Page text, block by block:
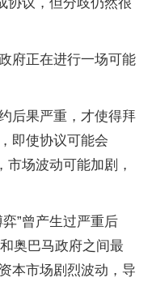
府正在进行一场可能
后果严重，才使得拜
即使协议可能会
市场波动可能加剧，
”曾产生过严重后
奥巴马政府之间最
本市场剧烈波动，导